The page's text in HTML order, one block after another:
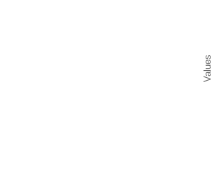
Values